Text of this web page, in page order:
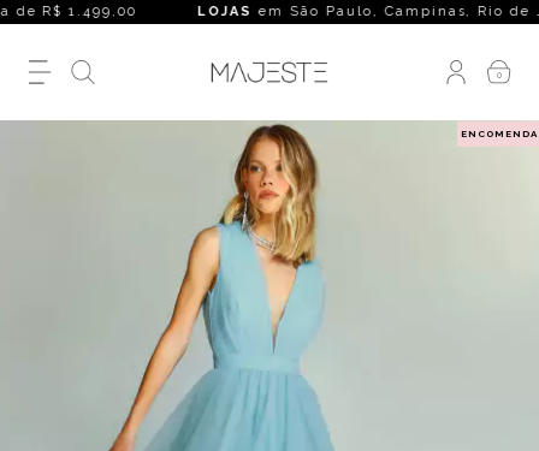
R$ 1.499,00 LOJASem São Paulo, Campinas, Rio de
0
ENCOMENDA